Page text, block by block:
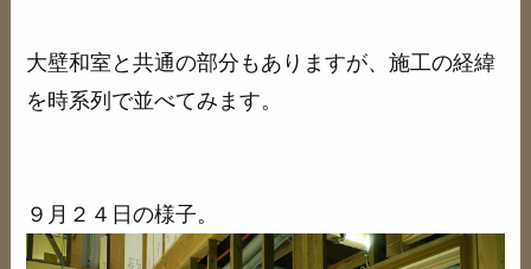
大壁和室と共通の部分もありますが、施工の経緯
を時系列で並べてみます。
９月２４日の様子。